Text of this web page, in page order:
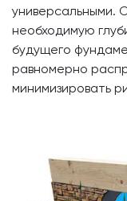
универсальными.
необходимую
будущего
равномерно
минимизировать